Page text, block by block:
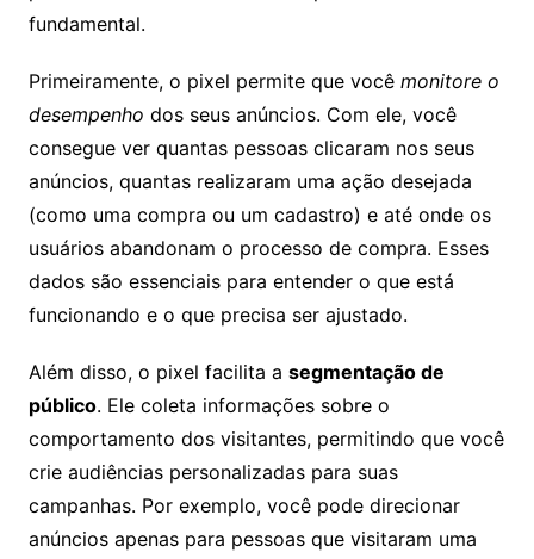
fundamental.
Primeiramente, o pixel permite que você monitore o
desempenho dos seus anúncios. Com ele, você
consegue ver quantas pessoas clicaram nos seus
anúncios, quantas realizaram uma ação desejada
(como uma compra ou um cadastro) e até onde os
usuários abandonam o processo de compra. Esses
dados são essenciais para entender o que está
funcionando e o que precisa ser ajustado.
Além disso, o pixel facilita a segmentação de
público. Ele coleta informações sobre o
comportamento dos visitantes, permitindo que você
crie audiências personalizadas para suas
campanhas. Por exemplo, você pode direcionar
anúncios apenas para pessoas que visitaram uma